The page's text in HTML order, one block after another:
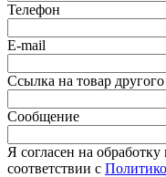
Телефон
E-mail
Ссылка на товар другого
Сообщение
Я согласен на
соответствии с